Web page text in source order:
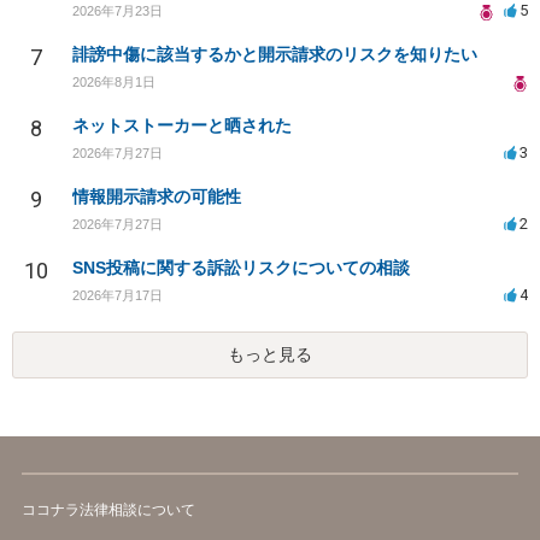
2026年7月23日 5
7 誹謗中傷に該当するかと開示請求のリスクを知りたい
2026年8月1日
8 ネットストーカーと晒された
2026年7月27日 3
9 情報開示請求の可能性
2026年7月27日 2
10 SNS投稿に関する訴訟リスクについての相談
2026年7月17日 4
もっと見る
ココナラ法律相談について